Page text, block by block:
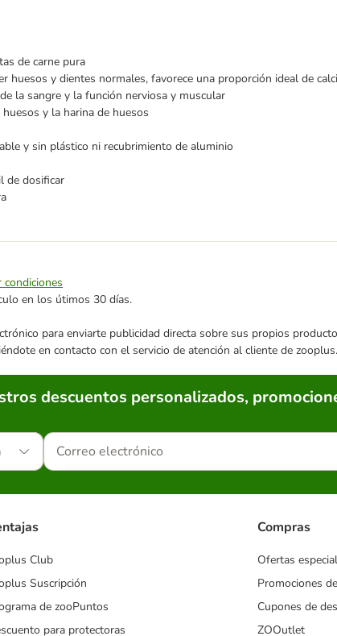
de carne pura
huesos y dientes normales, favorece una proporción ideal de
la sangre y la función nerviosa y muscular
y la harina de huesos
y sin plástico ni recubrimiento de aluminio
de dosificar
condiciones
en los útimos 30 días.
para enviarte publicidad directa sobre sus propios
en contacto con el servicio de atención al cliente de
descuentos personalizados,
Club
Suscripción
de zooPuntos
para protectoras
Compras
Ofertas
Promociones
Cupones de
ZOOutlet